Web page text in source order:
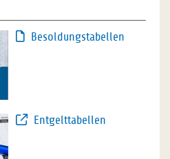
Besoldungstabellen
Entgelttabellen